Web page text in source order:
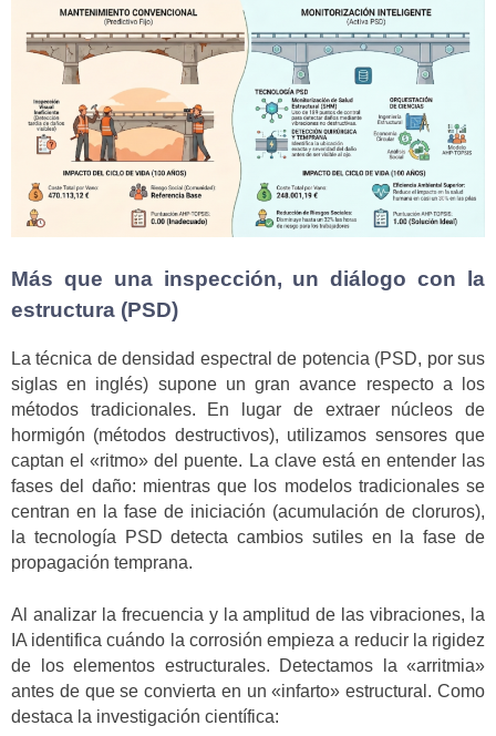
Más que una inspección, un diálogo con la
estructura (PSD)
La técnica de densidad espectral de potencia (PSD, por sus
siglas en inglés) supone un gran avance respecto a los
métodos tradicionales. En lugar de extraer núcleos de
hormigón (métodos destructivos), utilizamos sensores que
captan el «ritmo» del puente. La clave está en entender las
fases del daño: mientras que los modelos tradicionales se
centran en la fase de iniciación (acumulación de cloruros),
la tecnología PSD detecta cambios sutiles en la fase de
propagación temprana.
Al analizar la frecuencia y la amplitud de las vibraciones, la
IA identifica cuándo la corrosión empieza a reducir la rigidez
de los elementos estructurales. Detectamos la «arritmia»
antes de que se convierta en un «infarto» estructural. Como
destaca la investigación científica: